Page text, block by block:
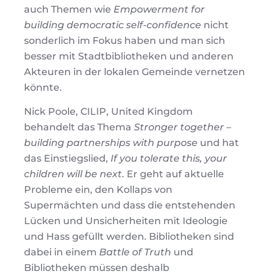
auch Themen wie Empowerment for
building democratic self-confidence nicht
sonderlich im Fokus haben und man sich
besser mit Stadtbibliotheken und anderen
Akteuren in der lokalen Gemeinde vernetzen
könnte.
Nick Poole, CILIP, United Kingdom
behandelt das Thema Stronger together –
building partnerships with purpose und hat
das Einstiegslied, If you tolerate this, your
children will be next. Er geht auf aktuelle
Probleme ein, den Kollaps von
Supermächten und dass die entstehenden
Lücken und Unsicherheiten mit Ideologie
und Hass gefüllt werden. Bibliotheken sind
dabei in einem Battle of Truth und
Bibliotheken müssen deshalb